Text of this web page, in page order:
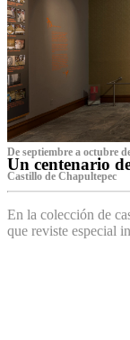
De septiembre a octubre
Un centenario
Castillo de Chapultepec
En la colección de
que reviste especial